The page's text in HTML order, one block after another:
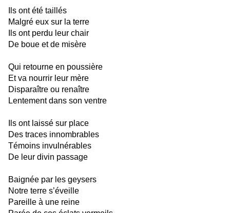
Ils ont été taillés
Malgré eux sur la terre
Ils ont perdu leur chair
De boue et de misère
Qui retourne en poussière
Et va nourrir leur mère
Disparaître ou renaître
Lentement dans son ventre
Ils ont laissé sur place
Des traces innombrables
Témoins invulnérables
De leur divin passage
Baignée par les geysers
Notre terre s’éveille
Pareille à une reine